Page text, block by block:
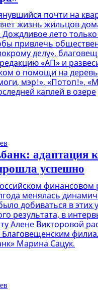
почти на
жизнь жильцов
лето только
привлечь
делу»,
«АП» и
о помощи на
мэр!», «Потоп!»,
каплей в озере
адаптация
успешно
финансовом
менялась
добиваться в этих
результата, в
Алене Викторовой
Марина Сацук.